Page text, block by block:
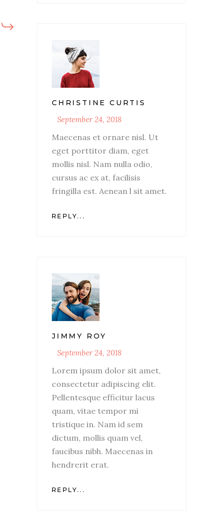
CHRISTINE CURTIS
September 24, 2018
Maecenas et ornare nisl. Ut
eget porttitor diam, eget
mollis nisl. Nam nulla odio,
cursus ac ex at, facilisis
fringilla est. Aenean l sit amet.
REPLY...
JIMMY ROY
September 24, 2018
Lorem ipsum dolor sit amet,
consectetur adipiscing elit.
Pellentesque efficitur lacus
quam, vitae tempor mi
tristique in. Nam id sem
dictum, mollis quam vel,
faucibus nibh. Maecenas in
hendrerit erat.
REPLY...